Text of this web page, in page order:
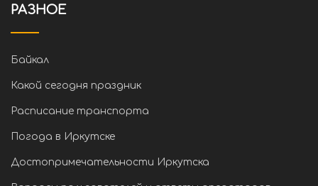
РАЗНОЕ
Байкал
Какой сегодня праздник
Расписание транспорта
Погода в Иркутске
Достопримечательности Иркутска